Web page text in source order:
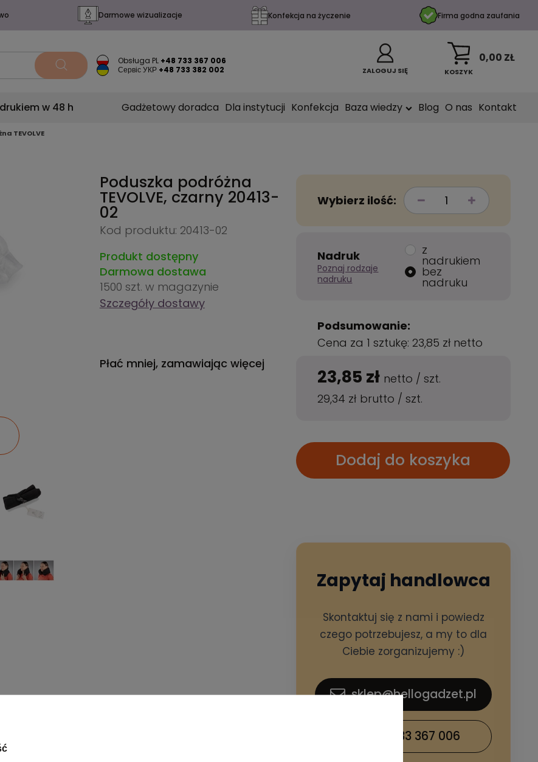
Darmowe wizualizacje Konfekcja na życzenie Firma godna zaufania
Obsługa PL +48 733 367 006
Сервіс УКР +48 733 382 002 ZALOGUJ SIĘ KOSZYK
0,00 ZŁ
w 48 h Gadżetowy doradca Dla instytucji Konfekcja Baza wiedzy Blog O nas Kontakt
TEVOLVE
Poduszka podróżna
TEVOLVE, czarny 20413-
02
Kod produktu: 20413-02
Produkt dostępny
Darmowa dostawa
1500 szt. w magazynie
Szczegóły dostawy
Płać mniej, zamawiając więcej
Wybierz ilość:
Nadruk
Poznaj rodzaje
nadruku
z
nadrukiem
bez
nadruku
Podsumowanie:
Cena za 1 sztukę:23,85 zł netto
23,85 zł netto /szt.
29,34 zł brutto /szt.
Dodaj do koszyka
Zapytaj handlowca
Skontaktuj się z nami i powiedz
czego potrzebujesz, a my to dla
Ciebie zorganizujemy :)
sklep@hellogadzet.pl
+48 733 367 006